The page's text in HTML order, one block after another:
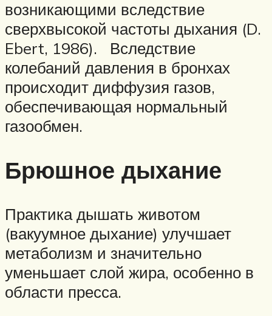
возникающими вследствие
сверхвысокой частоты дыхания (D.
Ebert, 1986). Вследствие
колебаний давления в бронхах
происходит диффузия газов,
обеспечивающая нормальный
газообмен.
Брюшное дыхание
Практика дышать животом
(вакуумное дыхание) улучшает
метаболизм и значительно
уменьшает слой жира, особенно в
области пресса.